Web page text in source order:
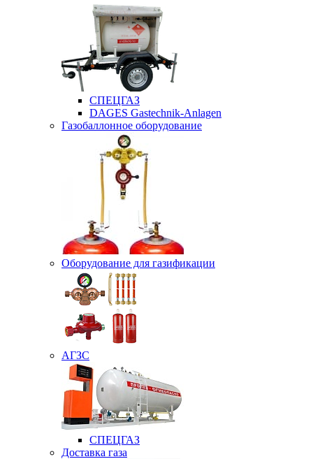
СПЕЦГАЗ
DAGES Gastechnik-Anlagen
Газобаллонное оборудование
Оборудование для газификации
АГЗС
СПЕЦГАЗ
Доставка газа